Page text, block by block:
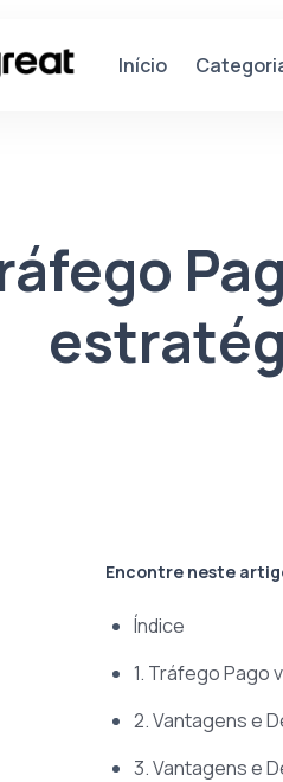
Início
Encontre neste
Índice
1. Tráfego Pago
2. Vantagens e
3. Vantagens e